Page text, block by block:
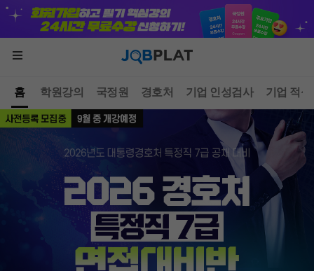
홈 학원강의 국정원 경호처 기업 인성검사 기업 적성